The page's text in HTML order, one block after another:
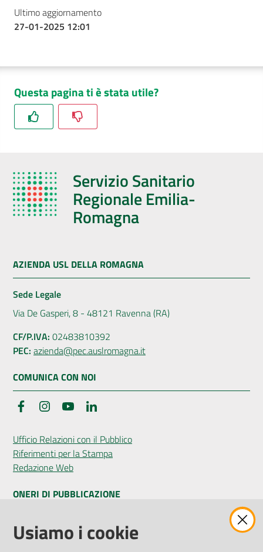
Ultimo aggiornamento
27-01-2025 12:01
Questa pagina ti è stata utile?
Servizio Sanitario
Regionale Emilia-
Romagna
AZIENDA USL DELLA ROMAGNA
Sede Legale
Via De Gasperi, 8 - 48121 Ravenna (RA)
CF/P.IVA: 02483810392
PEC: azienda@pec.auslromagna.it
COMUNICA CON NOI
FacebookInstagramYouTube
Ufficio Relazioni con il Pubblico
Riferimenti per la Stampa
Redazione Web
ONERI DI PUBBLICAZIONE
Amministrazione Trasparente
Pubblicità legale
Usiamo i cookie